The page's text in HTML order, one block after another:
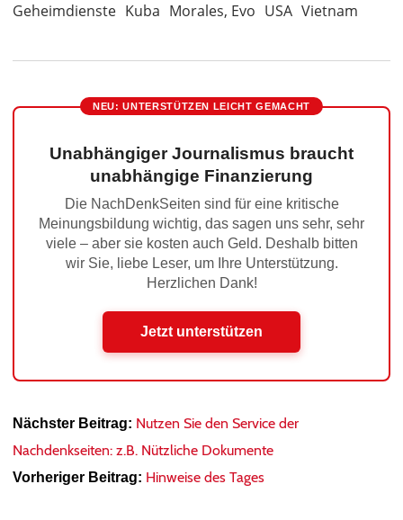
Geheimdienste Kuba Morales, Evo USA Vietnam
NEU: UNTERSTÜTZEN LEICHT GEMACHT
Unabhängiger Journalismus braucht
unabhängige Finanzierung
Die NachDenkSeiten sind für eine kritische
Meinungsbildung wichtig, das sagen uns sehr, sehr
viele – aber sie kosten auch Geld. Deshalb bitten
wir Sie, liebe Leser, um Ihre Unterstützung.
Herzlichen Dank!
Jetzt unterstützen
Nächster Beitrag: Nutzen Sie den Service der
Nachdenkseiten: z.B. Nützliche Dokumente
Vorheriger Beitrag: Hinweise des Tages